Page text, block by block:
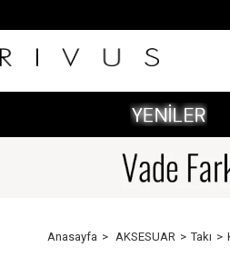
Anasayfa AKSESUAR Takı